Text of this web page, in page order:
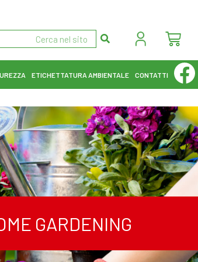
ETICHETTATURA AMBIENTALE CONTATTI
GARDENING